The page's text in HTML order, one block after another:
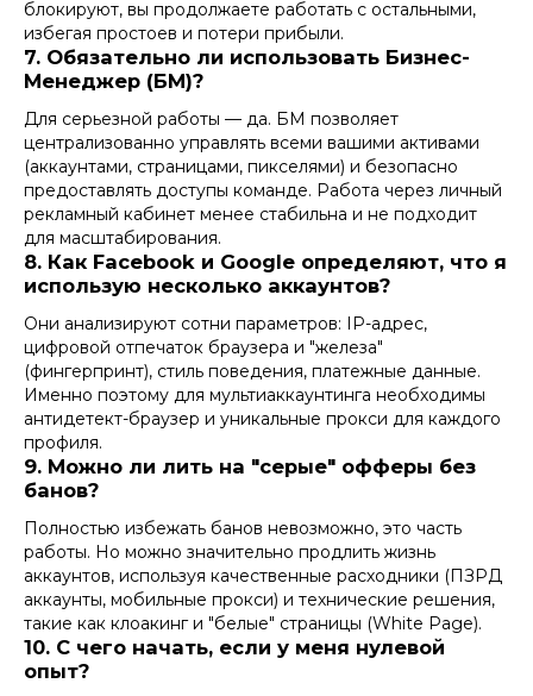
блокируют, вы продолжаете работать с остальными,
избегая простоев и потери прибыли.
7. Обязательно ли использовать Бизнес-
Менеджер (БМ)?
Для серьезной работы — да. БМ позволяет
централизованно управлять всеми вашими активами
(аккаунтами, страницами, пикселями) и безопасно
предоставлять доступы команде. Работа через личный
рекламный кабинет менее стабильна и не подходит
для масштабирования.
8. Как Facebook и Google определяют, что я
использую несколько аккаунтов?
Они анализируют сотни параметров: IP-адрес,
цифровой отпечаток браузера и "железа"
(фингерпринт), стиль поведения, платежные данные.
Именно поэтому для мультиаккаунтинга необходимы
антидетект-браузер и уникальные прокси для каждого
профиля.
9. Можно ли лить на "серые" офферы без
банов?
Полностью избежать банов невозможно, это часть
работы. Но можно значительно продлить жизнь
аккаунтов, используя качественные расходники (ПЗРД
аккаунты, мобильные прокси) и технические решения,
такие как клоакинг и "белые" страницы (White Page).
10. С чего начать, если у меня нулевой
опыт?